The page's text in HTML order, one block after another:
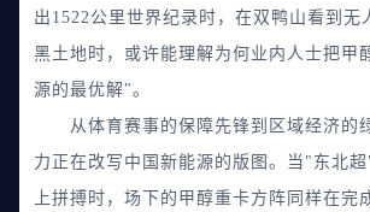
出1522公里世界纪录时，在双鸭山看到无
黑土地时，或许能理解为何业内人士把甲
源的最优解"。
从体育赛事的保障先锋到区域经济的
力正在改写中国新能源的版图。当"东北
上拼搏时，场下的甲醇重卡方阵同样在完